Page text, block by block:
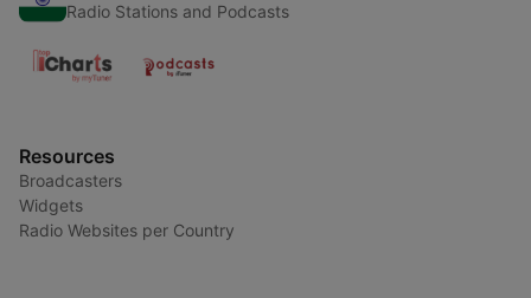
Radio Stations and Podcasts
Resources
Broadcasters
Widgets
Radio Websites per Country